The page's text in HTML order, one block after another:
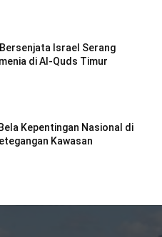
Israel Serang
di Al-Quds Timur
Kepentingan Nasional di
Kawasan